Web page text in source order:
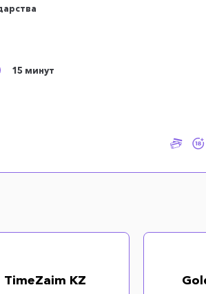
15 минут
TimeZaim KZ